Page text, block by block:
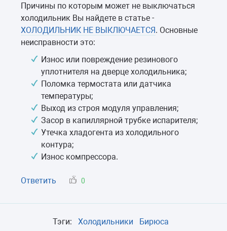
Причины по которым может не выключаться
холодильник Вы найдете в статье -
ХОЛОДИЛЬНИК НЕ ВЫКЛЮЧАЕТСЯ. Основные
неисправности это:
Износ или повреждение резинового
уплотнителя на дверце холодильника;
Поломка термостата или датчика
температуры;
Выход из строя модуля управления;
Засор в капиллярной трубке испарителя;
Утечка хладогента из холодильного
контура;
Износ компрессора.
Ответить 0
Тэги: Холодильники Бирюса